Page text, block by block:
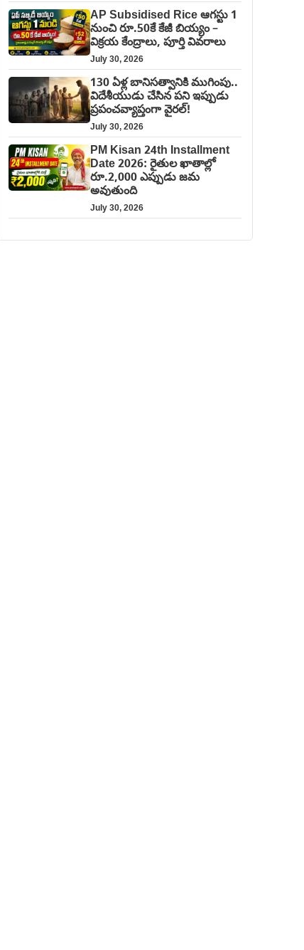
AP Subsidised Rice ఆగస్టు 1
నుంచి రూ.50కే కేజీ బియ్యం –
విక్రయ కేంద్రాలు, పూర్తి వివరాలు
July 30, 2026
130 ఏళ్ల బానిసత్వానికి ముగింపు..
విదేశీయుడు చేసిన పని ఇప్పుడు
ప్రపంచవ్యాప్తంగా వైరల్!
July 30, 2026
PM Kisan 24th Installment
Date 2026: రైతుల ఖాతాల్లో
రూ.2,000 ఎప్పుడు జమ
అవుతుంది
July 30, 2026